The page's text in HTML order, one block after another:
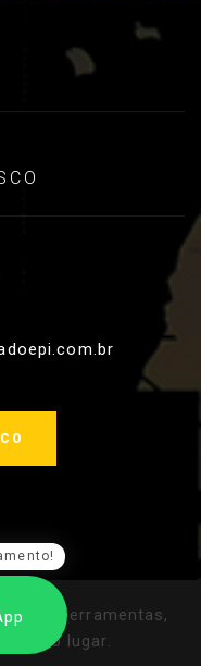
- Ferramentas,
um só lugar.